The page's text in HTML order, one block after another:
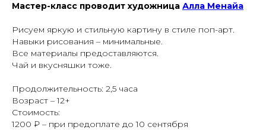
Мастер-класс проводит художница Алла Менайа
Рисуем яркую и стильную картину в стиле поп-арт.
Навыки рисования – минимальные.
Все материалы предоставляются.
Чай и вкусняшки тоже.
Продолжительность: 2,5 часа
Возраст – 12+
Стоимость:
1200 ₽ – при предоплате до 10 сентября